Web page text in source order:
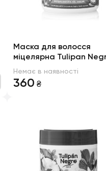
Маска для волосся
міцелярна Tulipan
підсилення кольору,
360 ₴
Немає в наявності